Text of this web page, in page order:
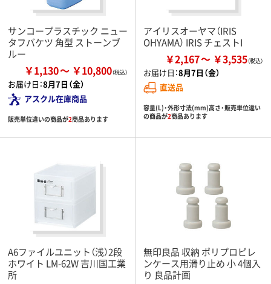
サンコープラスチック ニュー
タフバケツ 角型 ストーンブ
ルー
￥1,130 ￥10,800
お届け日：8月7日（金）
アスクル在庫商品
販売単位違いの商品が2商品あります
アイリスオーヤマ（IRIS
OHYAMA） IRIS チェストI
￥2,167 ￥3,535
お届け日：8月7日（金）
直送品
容量(L)・外形寸法(mm)高さ・販売単位違い
の商品が2商品あります
A6ファイルユニット（浅）2段
ホワイト LM-62W 吉川国工業
所
無印良品 収納 ポリプロピレ
ンケース用滑り止め 小 4個入
り 良品計画